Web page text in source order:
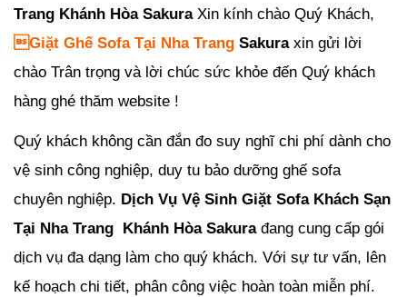
Trang Khánh Hòa Sakura Xin kính chào Quý Khách,
Giặt Ghế Sofa Tại Nha Trang Sakuraxin gửi lời
chào Trân trọng và lời chúc sức khỏe đến Quý khách
hàng ghé thăm website !
Quý khách không cần đắn đo suy nghĩ chi phí dành cho
vệ sinh công nghiệp, duy tu bảo dưỡng ghế sofa
chuyên nghiệp. Dịch Vụ Vệ Sinh Giặt Sofa Khách Sạn
Tại Nha Trang Khánh Hòa Sakura đang cung cấp gói
dịch vụ đa dạng làm cho quý khách. Với sự tư vấn, lên
kế hoạch chi tiết, phân công việc hoàn toàn miễn phí.